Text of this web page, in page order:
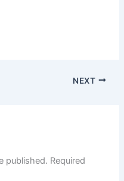
NEXT
published. Required